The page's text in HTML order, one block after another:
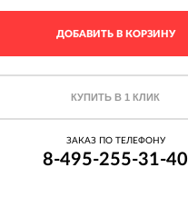
ДОБАВИТЬ В КОРЗИНУ
КУПИТЬ В 1 КЛИК
ЗАКАЗ ПО ТЕЛЕФОНУ
8-495-255-31-40